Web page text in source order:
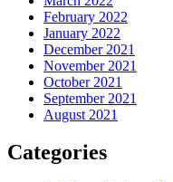
February 2022
January 2022
December 2021
November 2021
October 2021
September 2021
August 2021
Categories